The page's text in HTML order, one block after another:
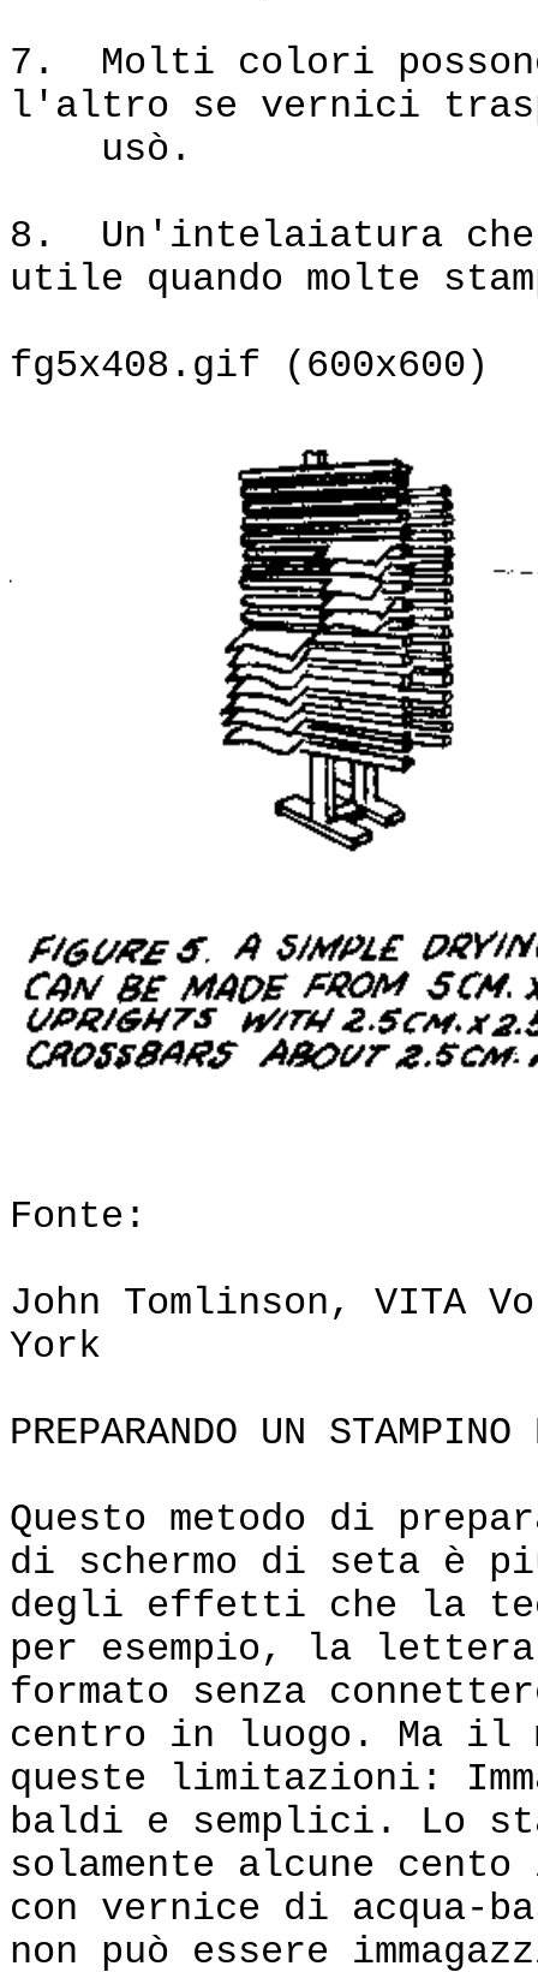
7. Molti colori
l'altro se vernici
usò.
8. Un'intelaiatura che
utile quando molte
fg5x408.gif (600x600)
Fonte:
John Tomlinson, VITA
York
PREPARANDO UN
Questo metodo di
di schermo di seta è
degli effetti che la
per esempio, la
formato senza
centro in luogo. Ma il
queste limitazioni:
baldi e semplici. Lo
solamente alcune
con vernice di acqua-
non può essere